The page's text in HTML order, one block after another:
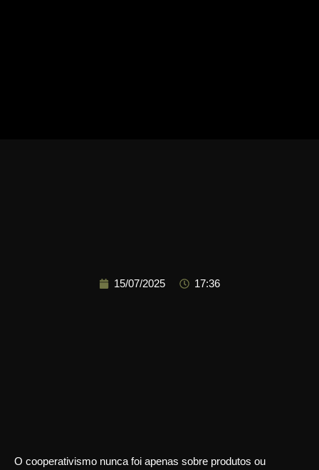
15/07/2025 17:36
O cooperativismo nunca foi apenas sobre produtos ou